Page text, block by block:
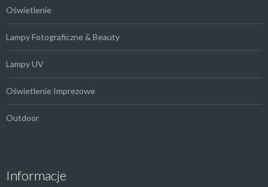
Oświetlenie
Lampy Fotograficzne & Beauty
Lampy UV
Oświetlenie Imprezowe
Outdoor
Informacje